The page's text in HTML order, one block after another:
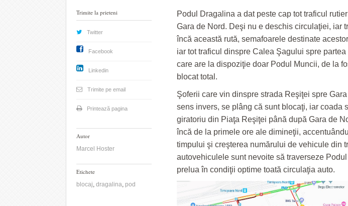
Podul Dragalina a dat peste cap tot traficul
Gara de Nord. Deşi nu e deschis circulaţiei, iar
încă această rută, semafoarele destinate
iar tot traficul dinspre Calea Şagului spre
care are la dispoziţie doar Podul Muncii, de la
blocat total.
Şoferii care vin dinspre strada Reşiţei spre
sens invers, se plâng că sunt blocaţi, iar coada
giratoriu din Piaţa Reşiţei până după Gara de
încă de la primele ore ale dimineţii,
timpului şi creşterea numărului de vehicule din
autovehiculele sunt nevoite să traverseze
prelua în condiţii optime toată circulaţia auto.
Trimite la prieteni
Twitter
Facebook
Linkedin
Trimite pe email
Printează pagina
Autor
Marcel Hoster
Etichete
blocaj dragalina pod